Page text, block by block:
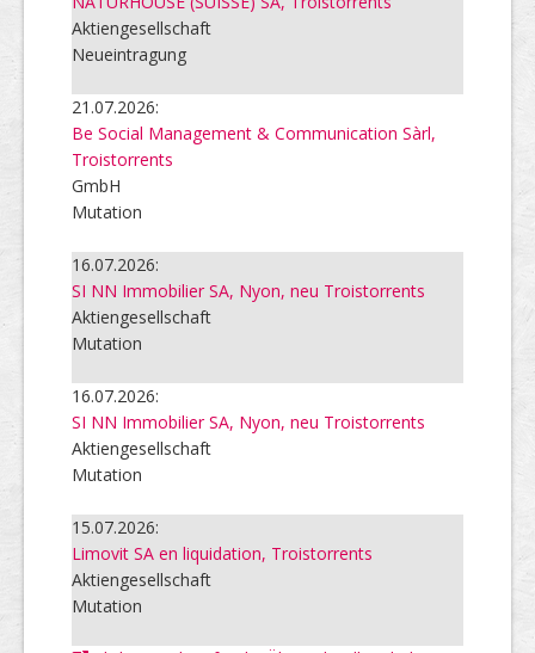
Aktiengesellschaft
Neueintragung
21.07.2026:
Be Social Management & Communication Sàrl,
Troistorrents
GmbH
Mutation
16.07.2026:
SI NN Immobilier SA, Nyon, neu Troistorrents
Aktiengesellschaft
Mutation
16.07.2026:
SI NN Immobilier SA, Nyon, neu Troistorrents
Aktiengesellschaft
Mutation
15.07.2026:
Limovit SA en liquidation, Troistorrents
Aktiengesellschaft
Mutation